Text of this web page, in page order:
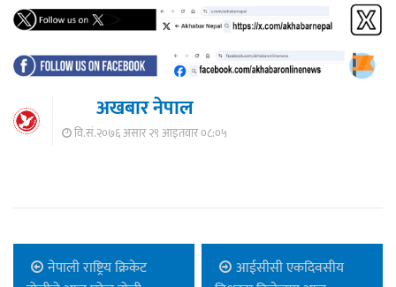
अखबार नेपाल
वि.सं.२०७६ असार २९ आइतवार ०८:०५
नेपाली राष्ट्रिय क्रिकेट
आईसीसी एकदिवसीय